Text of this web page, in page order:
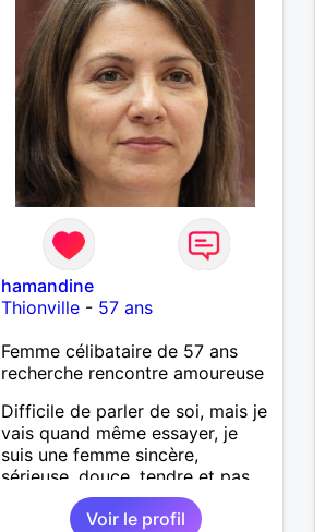
hamandine
Thionville- 57 ans
Femme célibataire de 57 ans
recherche rencontre amoureuse
Difficile de parler de soi, mais je
vais quand même essayer, je
suis une femme sincère,
sérieuse, douce, tendre et pas
compliqué à vivre, je suis
ouverte d'esprit et romantique.
Voir le profil